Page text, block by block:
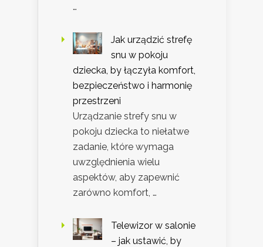
…
Jak urządzić strefę
snu w pokoju
dziecka, by łączyła komfort,
bezpieczeństwo i harmonię
przestrzeni
Urządzanie strefy snu w
pokoju dziecka to niełatwe
zadanie, które wymaga
uwzględnienia wielu
aspektów, aby zapewnić
zarówno komfort, …
Telewizor w salonie
– jak ustawić, by